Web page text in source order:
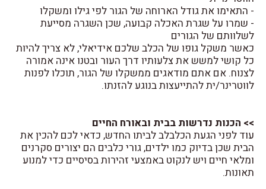
- התאימו את גודל הארוחה של הגור לפי גילו ומשקלו
- שמרו על שגרת האכלה קבועה, שכן השגרה מסייעת
לשלוותם של הגורים
כאשר משקל גופו של הכלב שלכם אידיאלי, לא צריך להיות
כל קושי למשש את צלעותיו דרך העור ובטנו אינה אמורה
לצנוח. אם אתם מודאגים ממשקלו של הגור, תוכלו לפנות
לווטרינר/ית להתייעצות בנוגע להזנתו.
>> הכנות נדרשות בבית ובאורח החיים
עוד לפני הגעת הכלבלב לביתו החדש, כדאי לכם להכין את
הבית שכן בדיוק כמו ילדים, גורי כלבים הם יצורים סקרנים
ומלאי חיים ויש לנקוט באמצעי זהירות בסיסיים כדי למנוע
תאונות.